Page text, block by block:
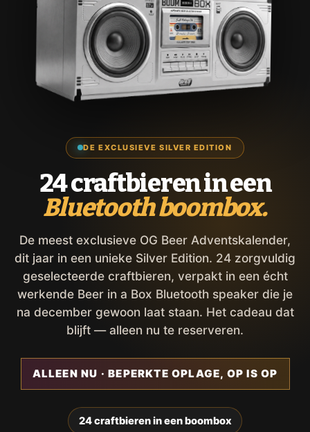
DE EXCLUSIEVE SILVER EDITION
24 craftbieren in een
Bluetooth boombox.
De meest exclusieve OG Beer Adventskalender,
dit jaar in een unieke Silver Edition. 24 zorgvuldig
geselecteerde craftbieren, verpakt in een écht
werkende Beer in a Box Bluetooth speaker die je
na december gewoon laat staan. Het cadeau dat
blijft — alleen nu te reserveren.
ALLEEN NU · BEPERKTE OPLAGE, OP IS OP
24 craftbieren in een boombox